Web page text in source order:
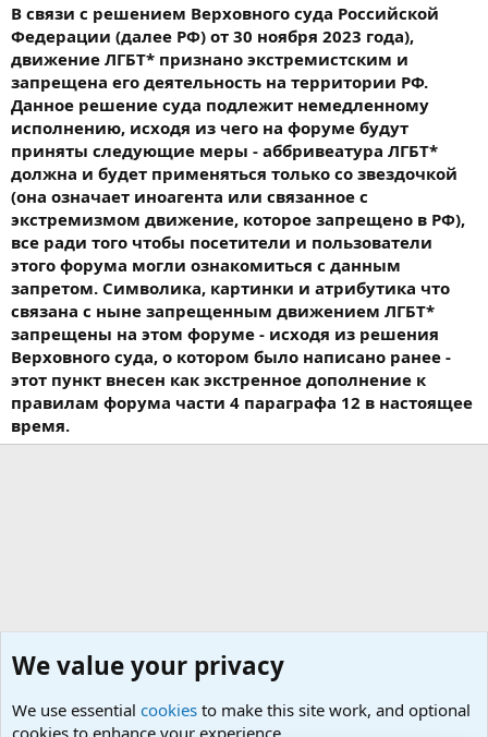
В связи с решением Верховного суда Российской
Федерации (далее РФ) от 30 ноября 2023 года),
движение ЛГБТ* признано экстремистским и
запрещена его деятельность на территории РФ.
Данное решение суда подлежит немедленному
исполнению, исходя из чего на форуме будут
приняты следующие меры - аббривеатура ЛГБТ*
должна и будет применяться только со звездочкой
(она означает иноагента или связанное с
экстремизмом движение, которое запрещено в РФ),
все ради того чтобы посетители и пользователи
этого форума могли ознакомиться с данным
запретом. Символика, картинки и атрибутика что
связана с ныне запрещенным движением ЛГБТ*
запрещены на этом форуме - исходя из решения
Верховного суда, о котором было написано ранее -
этот пункт внесен как экстренное дополнение к
правилам форума части 4 параграфа 12 в настоящее
время.
We value your privacy
We use essential cookies to make this site work, and optional
cookies to enhance your experience.